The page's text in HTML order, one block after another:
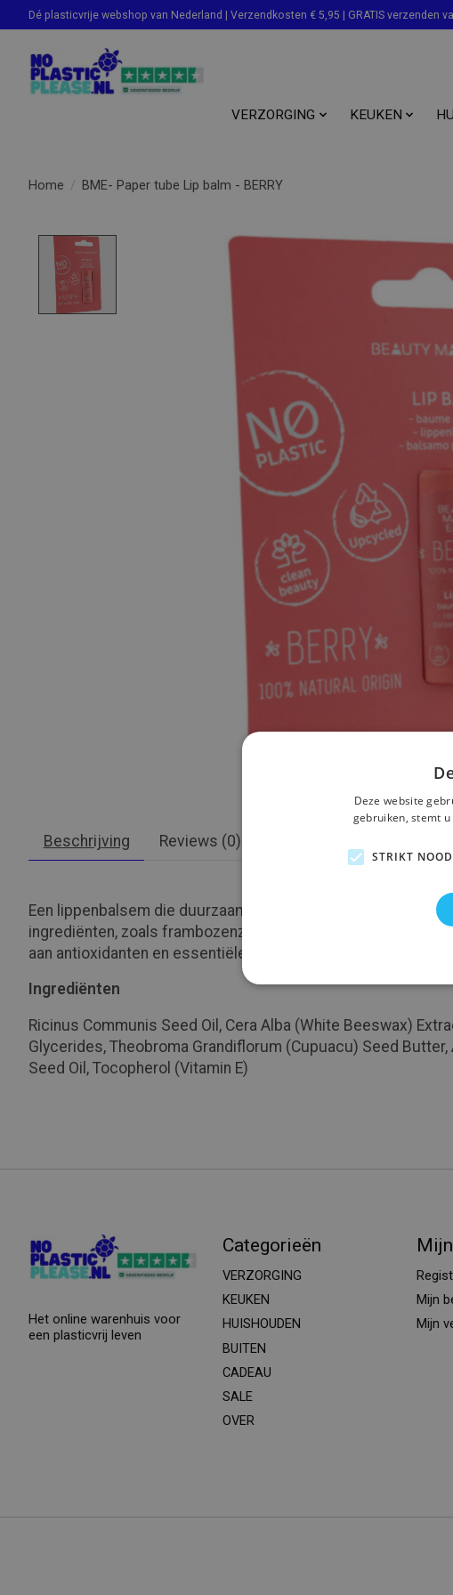
Dé plasticvrije webshop van Nederland | Verzendkosten € 5,95 | GRATIS verzenden
VERZORGING KEUKEN
Home / BME- Paper tube Lip balm - BERRY
Product image slideshow Items
Beschrijving Reviews (0)
Een lippenbalsem die duurzaamheid op zijn best omvat.
ingrediënten, zoals frambozenzaadolie die als bijproduct uit
aan antioxidanten en essentiële vetzuren om de huid te
Ingrediënten
Ricinus Communis Seed Oil, Cera Alba (White Beeswax)
Glycerides, Theobroma Grandiflorum (Cupuacu) Seed
Seed Oil, Tocopherol (Vitamin E)
Het online warenhuis voor
een plasticvrij leven
Categorieën
VERZORGING
KEUKEN
HUISHOUDEN
BUITEN
CADEAU
SALE
OVER
Mijn
Mijn
Deze website
gebruiken, stemt
STRIKT